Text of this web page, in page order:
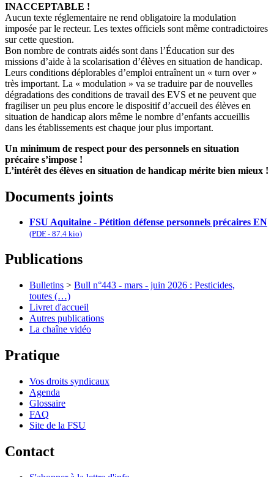
INACCEPTABLE !
Aucun texte réglementaire ne rend obligatoire la modulation
imposée par le recteur. Les textes officiels sont même contradictoires
sur cette question.
Bon nombre de contrats aidés sont dans l’Éducation sur des
missions d’aide à la scolarisation d’élèves en situation de handicap.
Leurs conditions déplorables d’emploi entraînent un « turn over »
très important. La « modulation » va se traduire par de nouvelles
dégradations des conditions de travail des EVS et ne peuvent que
fragiliser un peu plus encore le dispositif d’accueil des élèves en
situation de handicap alors même le nombre d’enfants accueillis
dans les établissements est chaque jour plus important.
Un minimum de respect pour des personnels en situation
précaire s’impose !
L’intérêt des élèves en situation de handicap mérite bien mieux !
Documents joints
FSU Aquitaine - Pétition défense personnels précaires EN
(PDF - 87.4 kio)
Publications
Bulletins > Bull n°443 - mars - juin 2026 : Pesticides,
toutes (…)
Livret d'accueil
Autres publications
La chaîne vidéo
Pratique
Vos droits syndicaux
Agenda
Glossaire
FAQ
Site de la FSU
Contact